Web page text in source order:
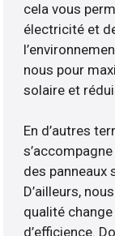
cela vous
électricité et
nous pour
solaire et
En d’autres
des panneaux
D’ailleurs,
qualité
d’efficience.